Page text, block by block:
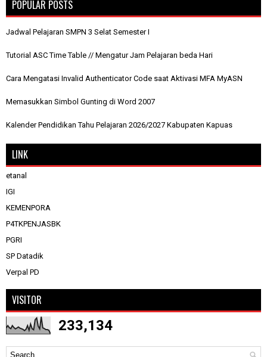
POPULAR POSTS
Jadwal Pelajaran SMPN 3 Selat Semester I
Tutorial ASC Time Table // Mengatur Jam Pelajaran beda Hari
Cara Mengatasi Invalid Authenticator Code saat Aktivasi MFA MyASN
Memasukkan Simbol Gunting di Word 2007
Kalender Pendidikan Tahu Pelajaran 2026/2027 Kabupaten Kapuas
LINK
etanal
IGI
KEMENPORA
P4TKPENJASBK
PGRI
SP Datadik
Verpal PD
VISITOR
233,134